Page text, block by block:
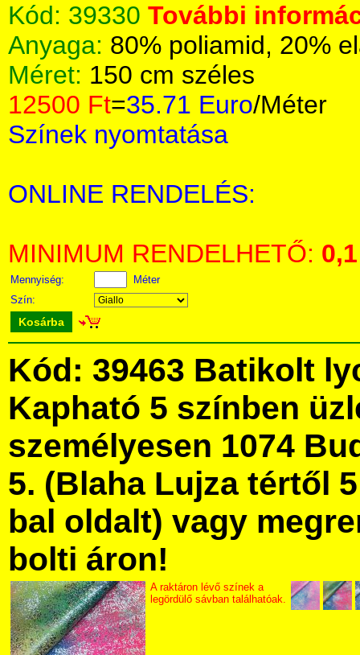
Kód: 39330 További
Anyaga: 80% poliamid, 20%
Méret: 150 cm széles
12500 Ft=35.71 Euro/Méter
Színek nyomtatása
ONLINE RENDELÉS:
MINIMUM RENDELHETŐ: 0,1
Mennyiség:
Méter
Szín:
Kosárba
Kód: 39463 Batikolt
Kapható 5 színben
személyesen 1074
5. (Blaha Lujza tértől
bal oldalt) vagy
bolti áron!
A raktáron lévő színek a
legördülő sávban találhatóak.